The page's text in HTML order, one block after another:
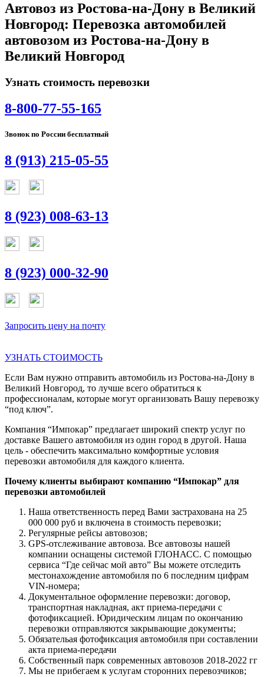
Автовоз из Ростова-на-Дону в Великий
Новгород: Перевозка автомобилей
автовозом из Ростова-на-Дону в
Великий Новгород
Узнать стоимость перевозки
8-800-77-55-165
Звонок по России бесплатный
8 (913) 215-05-55
8 (923) 008-63-13
8 (923) 000-32-90
Запросить цену на почту
УЗНАТЬ СТОИМОСТЬ
Если Вам нужно отправить автомобиль из Ростова-на-Дону в
Великий Новгород, то лучше всего обратиться к
профессионалам, которые могут организовать Вашу перевозку
“под ключ”.
Компания “Импокар” предлагает широкий спектр услуг по
доставке Вашего автомобиля из один город в другой. Наша
цель - обеспечить максимально комфортные условия
перевозки автомобиля для каждого клиента.
Почему клиенты выбирают компанию “Импокар” для
перевозки автомобилей
Наша ответственность перед Вами застрахована на 25
000 000 руб и включена в стоимость перевозки;
Регулярные рейсы автовозов;
GPS-отслеживание автовоза. Все автовозы нашей
компании оснащены системой ГЛОНАСС. С помощью
сервиса “Где сейчас мой авто” Вы можете отследить
местонахождение автомобиля по 6 последним цифрам
VIN-номера;
Документальное оформление перевозки: договор,
транспортная накладная, акт приема-передачи с
фотофиксацией. Юридическим лицам по окончанию
перевозки отправляются закрывающие документы;
Обязательая фотофиксация автомобиля при составлении
акта приема-передачи
Собственный парк современных автовозов 2018-2022 гг
Мы не прибегаем к услугам сторонних перевозчиков;